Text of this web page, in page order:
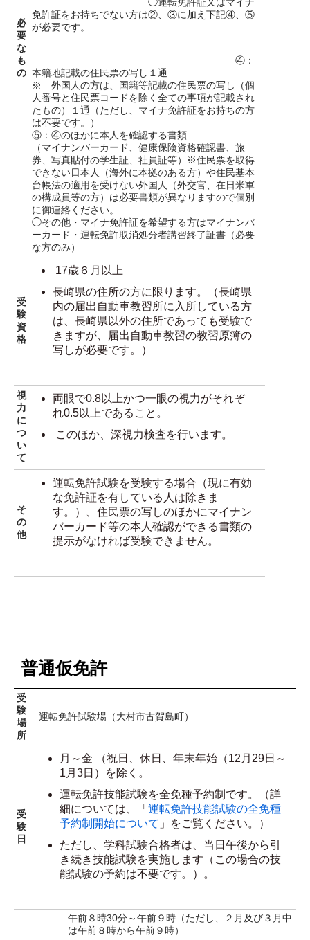
必
要
な
も
の
◯運転免許証又はマイナ
免許証をお持ちでない方は②、③に加え下記④、⑤
が必要です。
④：
本籍地記載の住民票の写し１通
※ 外国人の方は、国籍等記載の住民票の写し（個
人番号と住民票コードを除く全ての事項が記載され
たもの）１通（ただし、マイナ免許証をお持ちの方
は不要です。）
⑤：④のほかに本人を確認する書類
（マイナンバーカード、健康保険資格確認書、旅
券、写真貼付の学生証、社員証等）※住民票を取得
できない日本人（海外に本拠のある方）や住民基本
台帳法の適用を受けない外国人（外交官、在日米軍
の構成員等の方）は必要書類が異なりますので個別
に御連絡ください。
◯その他・マイナ免許証を希望する方はマイナンバ
ーカード・運転免許取消処分者講習終了証書（必要
な方のみ）
受
験
資
格
17歳６月以上
長崎県の住所の方に限ります。（長崎県
内の届出自動車教習所に入所している方
は、長崎県以外の住所であっても受験で
きますが、届出自動車教習の教習原簿の
写しが必要です。）
視
力
に
つ
い
て
両眼で0.8以上かつ一眼の視力がそれぞ
れ0.5以上であること。
このほか、深視力検査を行います。
そ
の
他
運転免許試験を受験する場合（現に有効
な免許証を有している人は除きま
す。）、住民票の写しのほかにマイナン
バーカード等の本人確認ができる書類の
提示がなければ受験できません。
普通仮免許
受
験
場
所
運転免許試験場（大村市古賀島町）
受
験
日
月～金 （祝日、休日、年末年始（12月29日～
1月3日）を除く。
運転免許技能試験を全免種予約制です。（詳
細については、「 運転免許技能試験の全免種
予約制開始について 」をご覧ください。）
ただし、学科試験合格者は、当日午後から引
き続き技能試験を実施します（この場合の技
能試験の予約は不要です。）。
午前８時30分～午前９時（ただし、２月及び３月中
は午前８時から午前９時）